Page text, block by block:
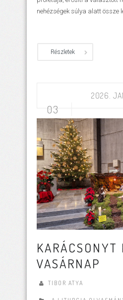
nehézségek súlya alatt össze
Részletek
2026.
03
KARÁCSONYT
VASÁRNAP
TIBOR ATYA